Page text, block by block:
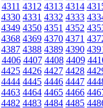
4311 4312 4313 4314
4330 4331 4332 4333
4349 4350 4351 4352
4368 4369 4370 4371
4387 4388 4389 4390
4406 4407 4408 4409
4425 4426 4427 4428
4444 4445 4446 4447
4463 4464 4465 4466
4482 4483 4484 4485